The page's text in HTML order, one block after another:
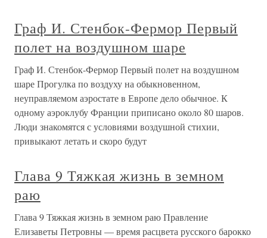
Граф И. Стенбок-Фермор Первый
полет на воздушном шаре
Граф И. Стенбок-Фермор Первый полет на воздушном
шаре Прогулка по воздуху на обыкновенном,
неуправляемом аэростате в Европе дело обычное. К
одному аэроклубу Франции приписано около 80 шаров.
Люди знакомятся с условиями воздушной стихии,
привыкают летать и скоро будут
Глава 9 Тяжкая жизнь в земном
раю
Глава 9 Тяжкая жизнь в земном раю Правление
Елизаветы Петровны — время расцвета русского барокко